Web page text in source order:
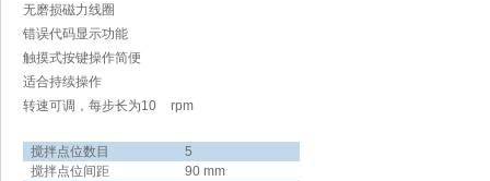
无磨损磁力线圈
错误代码显示功能
触摸式按键操作简便
适合持续操作
转速可调，每步长为10 rpm
搅拌点位数目
5
搅拌点位间距
90 mm